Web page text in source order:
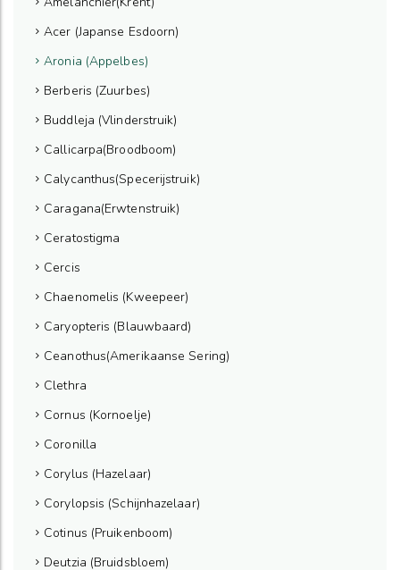
Acer (Japanse Esdoorn)
Aronia (Appelbes)
Berberis (Zuurbes)
Buddleja (Vlinderstruik)
Callicarpa(Broodboom)
Calycanthus(Specerijstruik)
Caragana(Erwtenstruik)
Ceratostigma
Cercis
Chaenomelis (Kweepeer)
Caryopteris (Blauwbaard)
Ceanothus(Amerikaanse Sering)
Clethra
Cornus (Kornoelje)
Coronilla
Corylus (Hazelaar)
Corylopsis (Schijnhazelaar)
Cotinus (Pruikenboom)
Deutzia (Bruidsbloem)